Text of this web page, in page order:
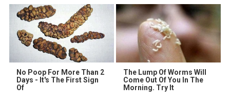
No Poop For More Than 2
Days - It's The First Sign
Of
The Lump Of Worms Will
Come Out Of You In The
Morning. Try It